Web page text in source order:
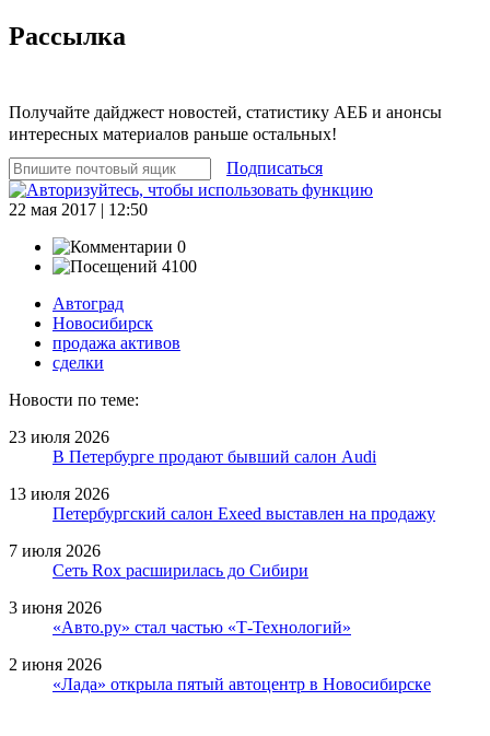
Рассылка
Получайте дайджест новостей, статистику АЕБ и анонсы
интересных материалов раньше остальных!
Подписаться
22 мая 2017 | 12:50
0
4100
Автоград
Новосибирск
продажа активов
сделки
Новости по теме:
23 июля 2026
В Петербурге продают бывший салон Audi
13 июля 2026
Петербургский салон Exeed выставлен на продажу
7 июля 2026
Сеть Rox расширилась до Сибири
3 июня 2026
«Авто.ру» стал частью «Т-Технологий»
2 июня 2026
«Лада» открыла пятый автоцентр в Новосибирске